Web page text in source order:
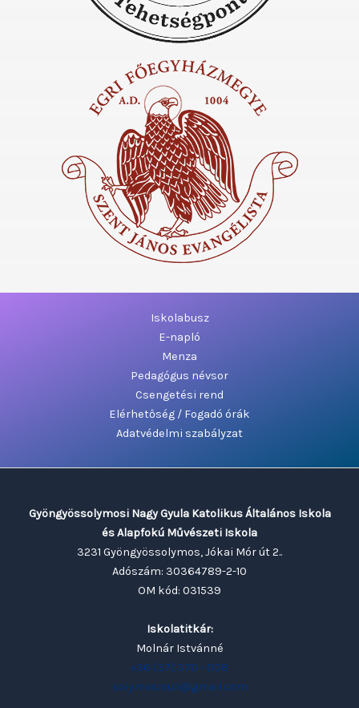
Iskolabusz
E-napló
Menza
Pedagógus névsor
Csengetési rend
Elérhetőség / Fogadó órák
Adatvédelmi szabályzat
Gyöngyössolymosi Nagy Gyula Katolikus Általános Iskola
és Alapfokú Művészeti Iskola
3231 Gyöngyössolymos, Jókai Mór út 2..
Adószám: 30364789-2-10
OM kód: 031539
Iskolatitkár:
Molnár Istvánné
+36 (37) 370 - 008
solymosisuli@gmail.com